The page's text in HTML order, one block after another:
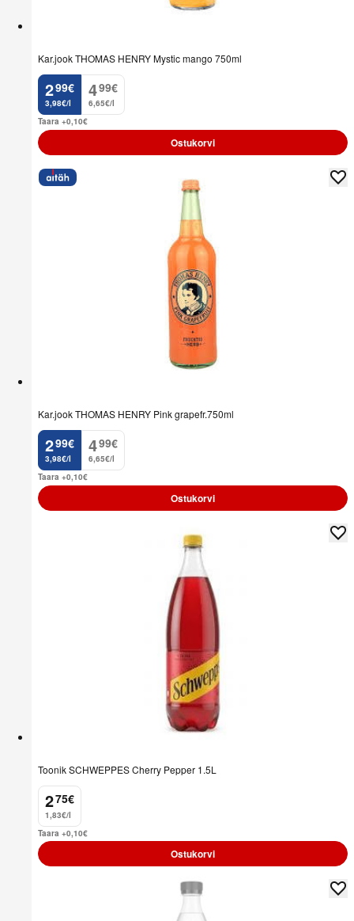
Kar.jook THOMAS HENRY Mystic mango 750ml
2
. 99€
3,98€/l
4
. 99€
6,65€/l
Taara +0,10€
Ostukorvi
Kar.jook THOMAS HENRY Pink grapefr.750ml
2
. 99€
3,98€/l
4
. 99€
6,65€/l
Taara +0,10€
Ostukorvi
Toonik SCHWEPPES Cherry Pepper 1.5L
2
. 75€
1,83€/l
Taara +0,10€
Ostukorvi